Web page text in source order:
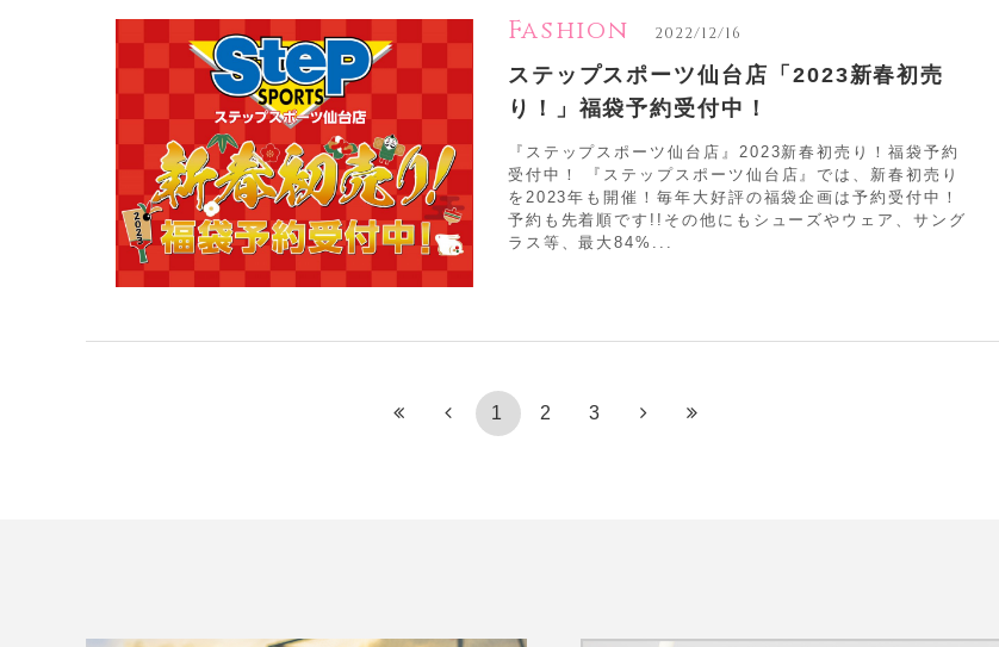
Fashion 2022/12/16
ステップスポーツ仙台店「2023新春初売
り！」福袋予約受付中！
『ステップスポーツ仙台店』2023新春初売り！福袋予約
受付中！ 『ステップスポーツ仙台店』では、新春初売り
を2023年も開催！毎年大好評の福袋企画は予約受付中！
予約も先着順です!!その他にもシューズやウェア、サング
ラス等、最大84%...
1 2 3